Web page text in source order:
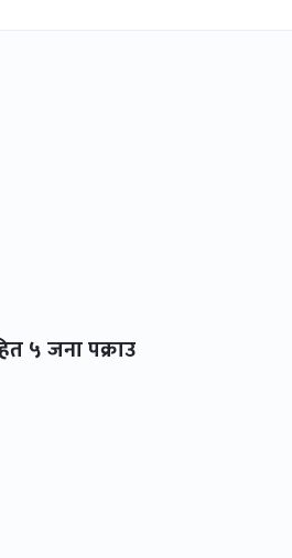
५ जना पक्राउ